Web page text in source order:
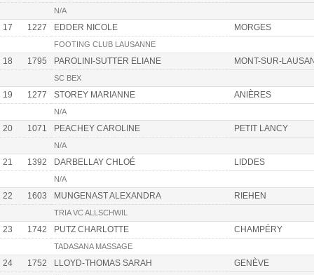
N/A
17 1227 EDDER NICOLE MORGES
FOOTING CLUB LAUSANNE
18 1795 PAROLINI-SUTTER ELIANE MONT-SUR-
SC BEX
19 1277 STOREY MARIANNE ANIÈRES
N/A
20 1071 PEACHEY CAROLINE PETIT LANCY
N/A
21 1392 DARBELLAY CHLOÉ LIDDES
N/A
22 1603 MUNGENAST ALEXANDRA RIEHEN
TRIA VC ALLSCHWIL
23 1742 PUTZ CHARLOTTE CHAMPÉRY
TADASANA MASSAGE
24 1752 LLOYD-THOMAS SARAH GENÈVE